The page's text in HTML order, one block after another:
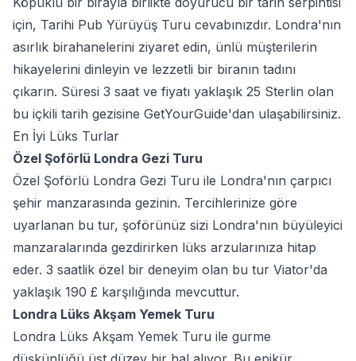
için, Tarihi Pub Yürüyüş Turu cevabınızdır. Londra'nın
asırlık birahanelerini ziyaret edin, ünlü müşterilerin
hikayelerini dinleyin ve lezzetli bir biranın tadını
çıkarın. Süresi 3 saat ve fiyatı yaklaşık 25 Sterlin olan
bu içkili tarih gezisine GetYourGuide'dan ulaşabilirsiniz.
En İyi Lüks Turlar
Özel Şoförlü Londra Gezi Turu
Özel Şoförlü Londra Gezi Turu ile Londra'nın çarpıcı
şehir manzarasında gezinin. Tercihlerinize göre
uyarlanan bu tur, şoförünüz sizi Londra'nın büyüleyici
manzaralarında gezdirirken lüks arzularınıza hitap
eder. 3 saatlik özel bir deneyim olan bu tur Viator'da
yaklaşık 190 £ karşılığında mevcuttur.
Londra Lüks Akşam Yemek Turu
Londra Lüks Akşam Yemek Turu ile gurme